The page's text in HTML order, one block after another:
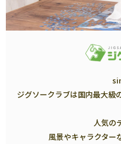
ジグソークラブは国内最大級
人気の
風景やキャラクター